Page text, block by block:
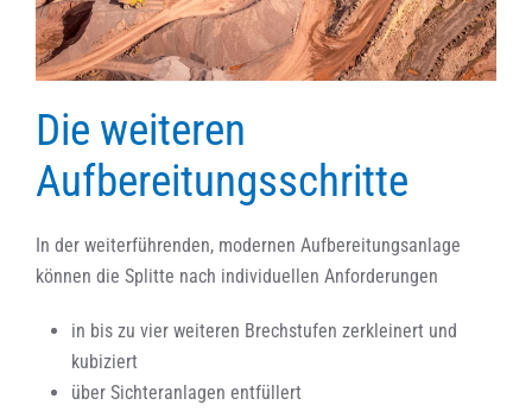
Die weiteren
Aufbereitungsschritte
In der weiterführenden, modernen Aufbereitungsanlage
können die Splitte nach individuellen Anforderungen
in bis zu vier weiteren Brechstufen zerkleinert und
kubiziert
über Sichteranlagen entfüllert